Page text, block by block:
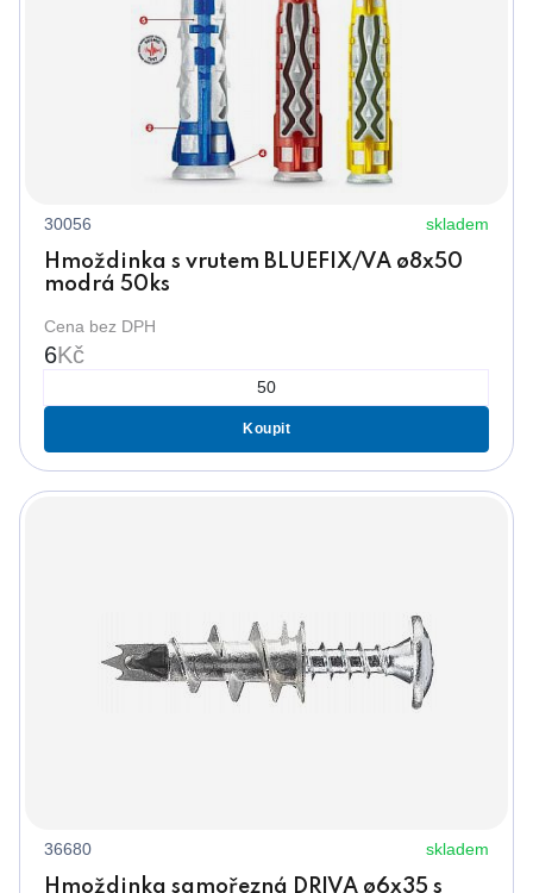
30056 skladem
Hmoždinka s vrutem BLUEFIX/VA ø8x50
modrá 50ks
Cena bez DPH
6Kč
Koupit
36680 skladem
Hmoždinka samořezná DRIVA ø6x35 s